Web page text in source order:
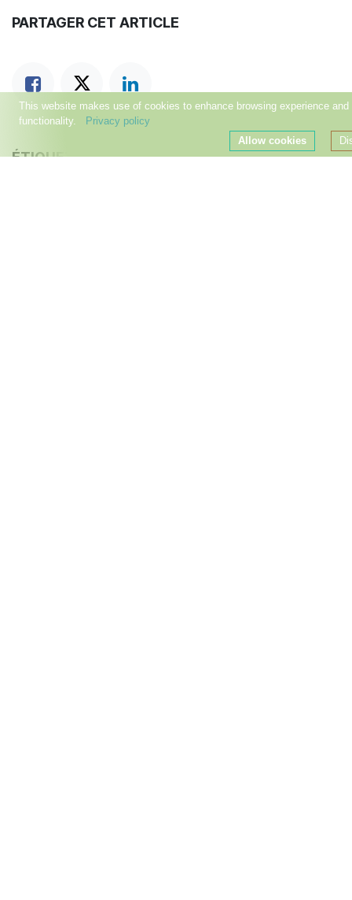
PARTAGER CET ARTICLE
ÉTIQUETTES
This website makes use of cookies to enhance browsing experience and
functionality.
Privacy policy
Allow cookies